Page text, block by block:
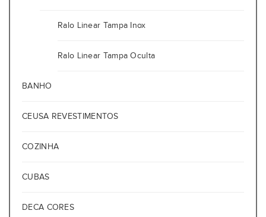
Ralo Linear Tampa Inox
Ralo Linear Tampa Oculta
BANHO
CEUSA REVESTIMENTOS
COZINHA
CUBAS
DECA CORES